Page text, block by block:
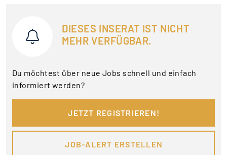
DIESES INSERAT IST NICHT
MEHR VERFÜGBAR.
Du möchtest über neue Jobs schnell und einfach
informiert werden?
JETZT REGISTRIEREN!
JOB-ALERT ERSTELLEN